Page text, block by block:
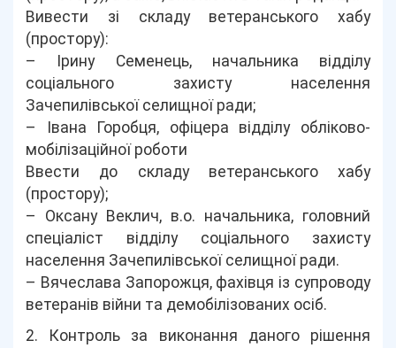
Вивести зі складу ветеранського хабу
(простору):
– Ірину Семенець, начальника відділу
соціального захисту населення
Зачепилівської селищної ради;
– Івана Горобця, офіцера відділу обліково-
мобілізаційної роботи
Ввести до складу ветеранського хабу
(простору);
– Оксану Веклич, в.о. начальника, головний
спеціаліст відділу соціального захисту
населення Зачепилівської селищної ради.
– Вячеслава Запорожця, фахівця із супроводу
ветеранів війни та демобілізованих осіб.
2. Контроль за виконання даного рішення